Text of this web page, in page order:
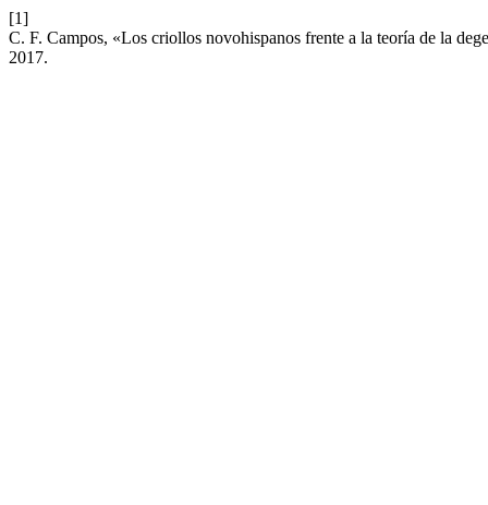
[1]
C. F. Campos, «Los criollos novohispanos frente a la teoría de la
2017.